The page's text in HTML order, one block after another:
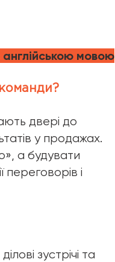
мовою
двері до
у продажах.
а будувати
переговорів і
зустрічі та